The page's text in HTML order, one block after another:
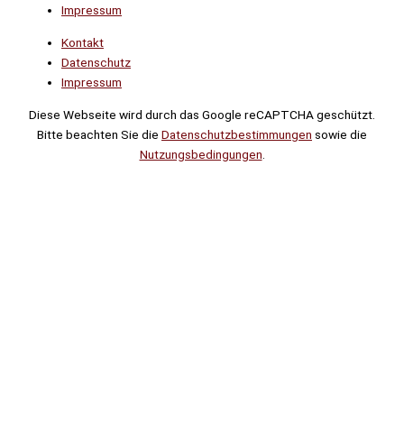
Impressum
Kontakt
Datenschutz
Impressum
Diese Webseite wird durch das Google reCAPTCHA geschützt.
Bitte beachten Sie die Datenschutzbestimmungen sowie die
Nutzungsbedingungen